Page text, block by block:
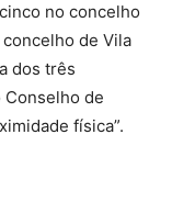
no concelho
de Vila
dos três
de
física”.